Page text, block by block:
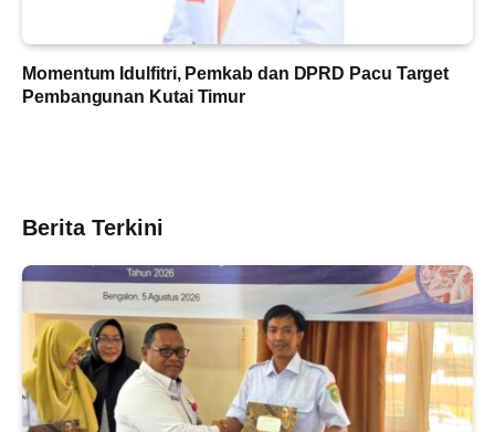
Momentum Idulfitri, Pemkab dan DPRD Pacu Target
Pembangunan Kutai Timur
Berita Terkini